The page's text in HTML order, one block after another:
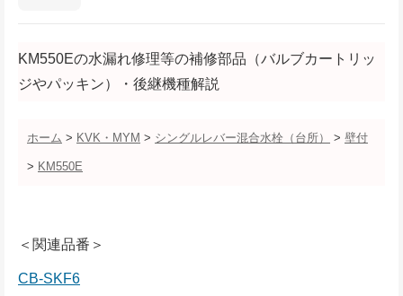
KM550Eの水漏れ修理等の補修部品（バルブカートリッ
ジやパッキン）・後継機種解説
ホーム > KVK・MYM > シングルレバー混合水栓（台所） > 壁付
> KM550E
＜関連品番＞
CB-SKF6